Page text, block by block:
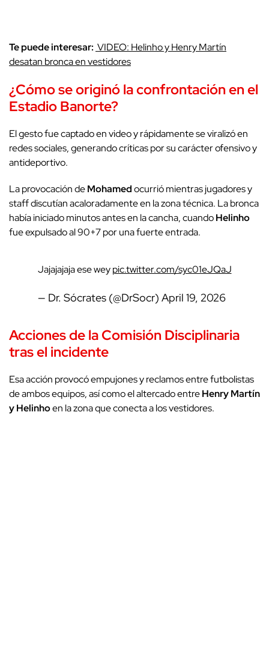
Te puede interesar: VIDEO: Helinho y Henry Martín
desatan bronca en vestidores
¿Cómo se originó la confrontación en el
Estadio Banorte?
El gesto fue captado en video y rápidamente se viralizó en
redes sociales, generando críticas por su carácter ofensivo y
antideportivo.
La provocación deMohamedocurrió mientras jugadores y
staff discutían acaloradamente en la zona técnica. La bronca
había iniciado minutos antes en la cancha, cuandoHelinho
fue expulsado al 90+7 por una fuerte entrada.
Jajajajaja ese weypic.twitter.com/syc01eJQaJ
— Dr. Sócrates (@DrSocr) April 19, 2026
Acciones de la Comisión Disciplinaria
tras el incidente
Esa acción provocó empujones y reclamos entre futbolistas
de ambos equipos, así como el altercado entreHenry Martín
y Helinhoen la zona que conecta a los vestidores.